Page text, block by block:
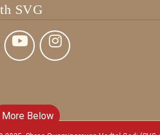
SVG
More Below